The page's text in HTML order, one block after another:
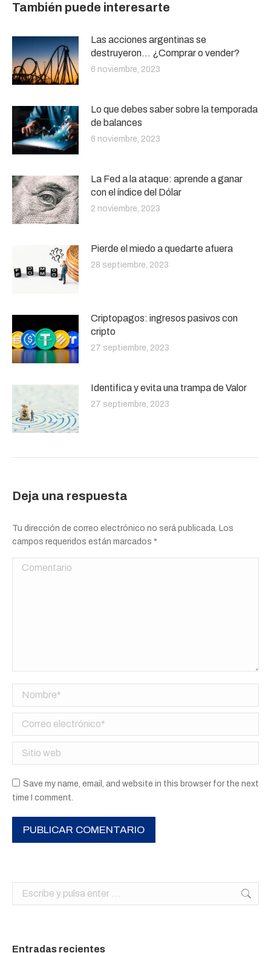
También puede interesarte
Las acciones argentinas se
destruyeron… ¿Comprar o vender?
6 noviembre, 2023
Lo que debes saber sobre la temporada
de balances
6 noviembre, 2023
La Fed a la ataque: aprende a ganar
con el índice del Dólar
2 noviembre, 2023
Pierde el miedo a quedarte afuera
28 septiembre, 2023
Criptopagos: ingresos pasivos con
cripto
27 septiembre, 2023
Identifica y evita una trampa de Valor
27 septiembre, 2023
Deja una respuesta
Tu dirección de correo electrónico no será publicada. Los
campos requeridos están marcados *
Comentario
Nombre *
Correo electrónico *
Sitio web
Save my name, email, and website in this browser for the next
time I comment.
PUBLICAR COMENTARIO
Buscar:
Entradas recientes